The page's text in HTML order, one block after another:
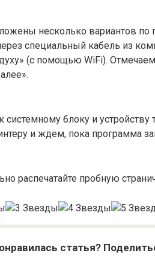
несколько вариантов по
специальный кабель из
(с помощью WiFi).
блоку и устройству
и ждем, пока программа
распечатайте пробную
статья?